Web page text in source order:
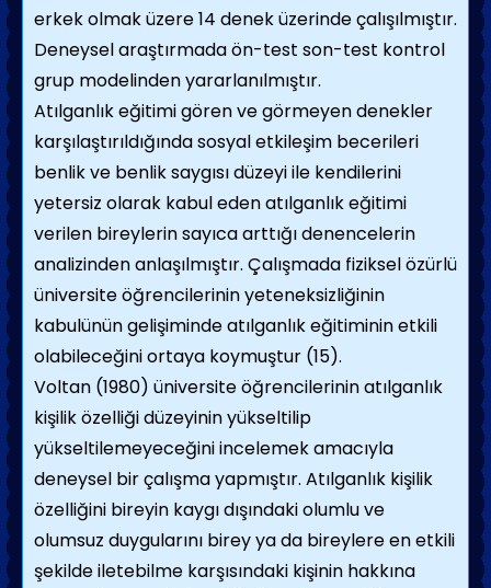
erkek olmak üzere 14 denek üzerinde çalışılmıştır.
Deneysel araştırmada ön-test son-test kontrol
grup modelinden yararlanılmıştır.
Atılganlık eğitimi gören ve görmeyen denekler
karşılaştırıldığında sosyal etkileşim becerileri
benlik ve benlik saygısı düzeyi ile kendilerini
yetersiz olarak kabul eden atılganlık eğitimi
verilen bireylerin sayıca arttığı denencelerin
analizinden anlaşılmıştır. Çalışmada fiziksel özürlü
üniversite öğrencilerinin yeteneksizliğinin
kabulünün gelişiminde atılganlık eğitiminin etkili
olabileceğini ortaya koymuştur (15).
Voltan (1980) üniversite öğrencilerinin atılganlık
kişilik özelliği düzeyinin yükseltilip
yükseltilemeyeceğini incelemek amacıyla
deneysel bir çalışma yapmıştır. Atılganlık kişilik
özelliğini bireyin kaygı dışındaki olumlu ve
olumsuz duygularını birey ya da bireylere en etkili
şekilde iletebilme karşısındaki kişinin hakkına